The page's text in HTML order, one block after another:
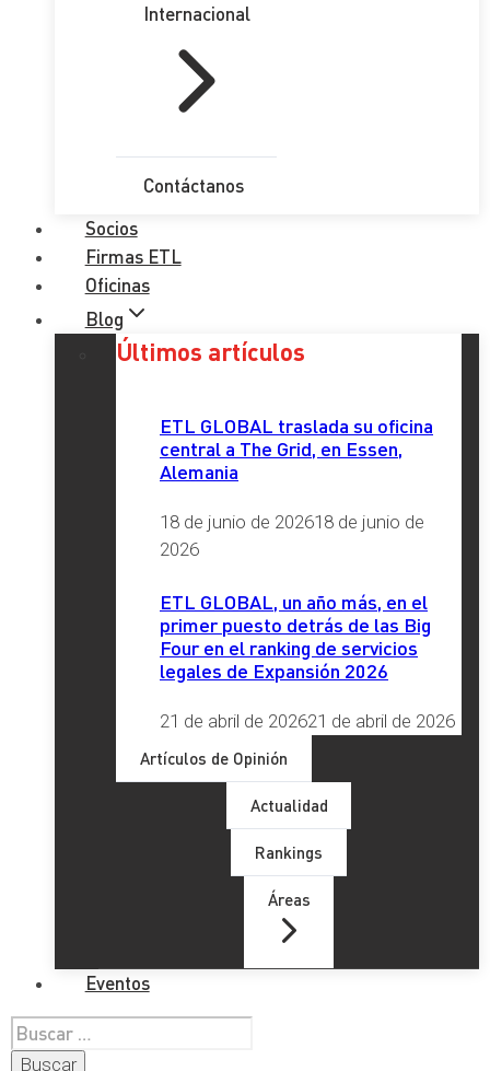
Internacional
Contáctanos
Socios
Firmas ETL
Oficinas
Blog
Últimos artículos
ETL GLOBAL traslada su oficina
central a The Grid, en Essen,
Alemania
18 de junio de 202618 de junio de
2026
ETL GLOBAL, un año más, en el
primer puesto detrás de las Big
Four en el ranking de servicios
legales de Expansión 2026
21 de abril de 202621 de abril de 2026
Artículos de Opinión
Actualidad
Rankings
Áreas
Eventos
Buscar: